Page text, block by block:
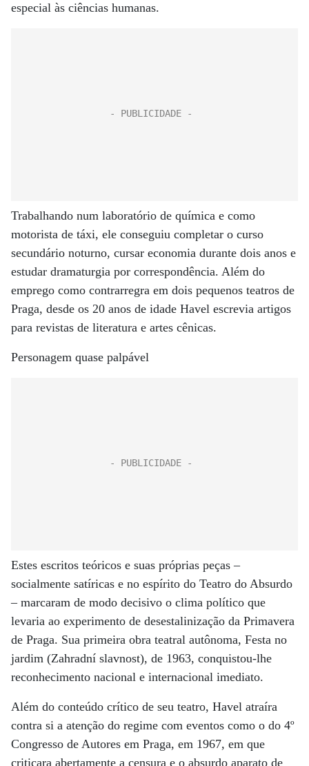
especial às ciências humanas.
Trabalhando num laboratório de química e como
motorista de táxi, ele conseguiu completar o curso
secundário noturno, cursar economia durante dois anos e
estudar dramaturgia por correspondência. Além do
emprego como contrarregra em dois pequenos teatros de
Praga, desde os 20 anos de idade Havel escrevia artigos
para revistas de literatura e artes cênicas.
Personagem quase palpável
Estes escritos teóricos e suas próprias peças –
socialmente satíricas e no espírito do Teatro do Absurdo
– marcaram de modo decisivo o clima político que
levaria ao experimento de desestalinização da Primavera
de Praga. Sua primeira obra teatral autônoma, Festa no
jardim (Zahradní slavnost), de 1963, conquistou-lhe
reconhecimento nacional e internacional imediato.
Além do conteúdo crítico de seu teatro, Havel atraíra
contra si a atenção do regime com eventos como o do 4º
Congresso de Autores em Praga, em 1967, em que
criticara abertamente a censura e o absurdo aparato de